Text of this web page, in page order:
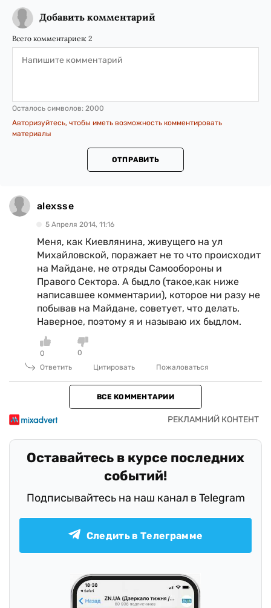
Добавить комментарий
Всего комментариев: 2
Осталось символов: 2000
Авторизуйтесь, чтобы иметь возможность комментировать
материалы
ОТПРАВИТЬ
alexsse
5 Апреля 2014, 11:16
Меня, как Киевлянина, живущего на ул
Михайловской, поражает не то что происходит
на Майдане, не отряды Самообороны и
Правого Сектора. А быдло (такое,как ниже
написавшее комментарии), которое ни разу не
побывав на Майдане, советует, что делать.
Наверное, поэтому я и называю их быдлом.
0
0
Ответить
Цитировать Пожаловаться
ВСЕ КОММЕНТАРИИ
Оставайтесь в курсе последних
событий!
Подписывайтесь на наш канал в Telegram
Следить в Телеграмме